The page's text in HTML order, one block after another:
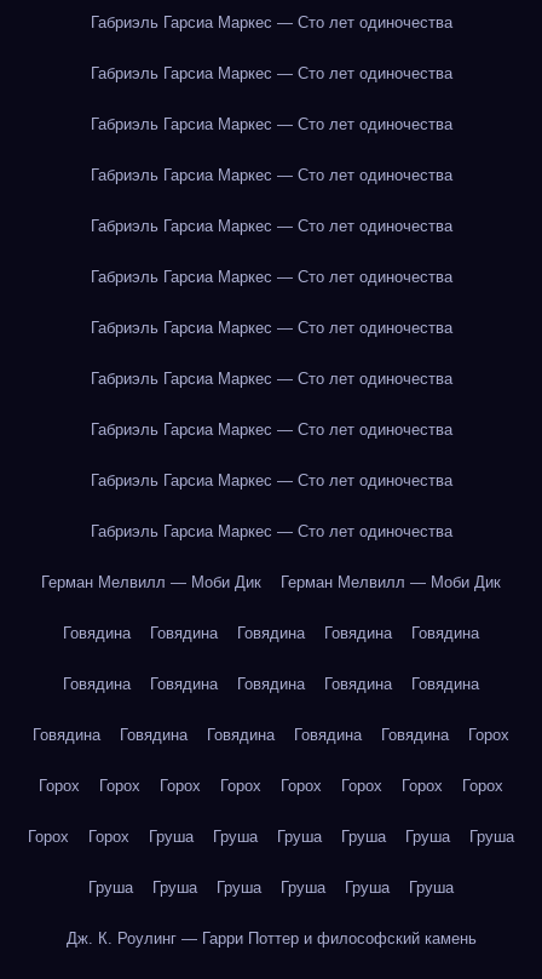
Габриэль Гарсиа Маркес — Сто лет одиночества
Габриэль Гарсиа Маркес — Сто лет одиночества
Габриэль Гарсиа Маркес — Сто лет одиночества
Габриэль Гарсиа Маркес — Сто лет одиночества
Габриэль Гарсиа Маркес — Сто лет одиночества
Габриэль Гарсиа Маркес — Сто лет одиночества
Габриэль Гарсиа Маркес — Сто лет одиночества
Габриэль Гарсиа Маркес — Сто лет одиночества
Габриэль Гарсиа Маркес — Сто лет одиночества
Габриэль Гарсиа Маркес — Сто лет одиночества
Габриэль Гарсиа Маркес — Сто лет одиночества
Герман Мелвилл — Моби Дик Герман Мелвилл — Моби Дик
Говядина Говядина Говядина Говядина Говядина
Говядина Говядина Говядина Говядина Говядина
Говядина Говядина Говядина Говядина Говядина Горох
Горох Горох Горох Горох Горох Горох Горох Горох
Горох Горох Груша Груша Груша Груша Груша Груша
Груша Груша Груша Груша Груша Груша
Дж. К. Роулинг — Гарри Поттер и философский камень